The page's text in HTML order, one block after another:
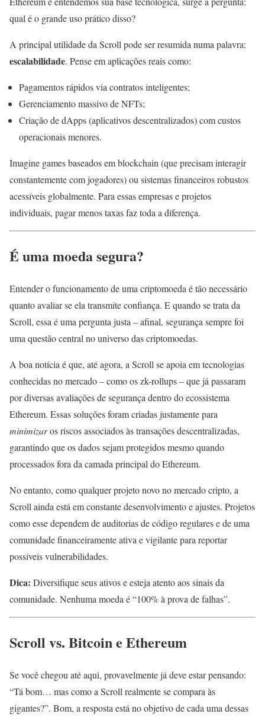
qual é o grande uso prático disso?
A principal utilidade da Scroll pode ser resumida numa palavra:
escalabilidade. Pense em aplicações reais como:
Pagamentos rápidos via contratos inteligentes;
Gerenciamento massivo de NFTs;
Criação de dApps (aplicativos descentralizados) com custos
operacionais menores.
Imagine games baseados em blockchain (que precisam interagir
constantemente com jogadores) ou sistemas financeiros robustos
acessíveis globalmente. Para essas empresas e projetos
individuais, pagar menos taxas faz toda a diferença.
É uma moeda segura?
Entender o funcionamento de uma criptomoeda é tão necessário
quanto avaliar se ela transmite confiança. E quando se trata da
Scroll, essa é uma pergunta justa – afinal, segurança sempre foi
uma questão central no universo das criptomoedas.
A boa notícia é que, até agora, a Scroll se apoia em tecnologias
conhecidas no mercado – como os zk-rollups – que já passaram
por diversas avaliações de segurança dentro do ecossistema
Ethereum. Essas soluções foram criadas justamente para
minimizaros riscos associados às transações descentralizadas,
garantindo que os dados sejam protegidos mesmo quando
processados fora da camada principal do Ethereum.
No entanto, como qualquer projeto novo no mercado cripto, a
Scroll ainda está em constante desenvolvimento e ajustes. Projetos
como esse dependem de auditorias de código regulares e de uma
comunidade financeiramente ativa e vigilante para reportar
possíveis vulnerabilidades.
Dica: Diversifique seus ativos e esteja atento aos sinais da
comunidade. Nenhuma moeda é “100% à prova de falhas”.
Scroll vs. Bitcoin e Ethereum
Se você chegou até aqui, provavelmente já deve estar pensando:
“Tá bom… mas como a Scroll realmente se compara às
gigantes?”. Bom, a resposta está no objetivo de cada uma dessas